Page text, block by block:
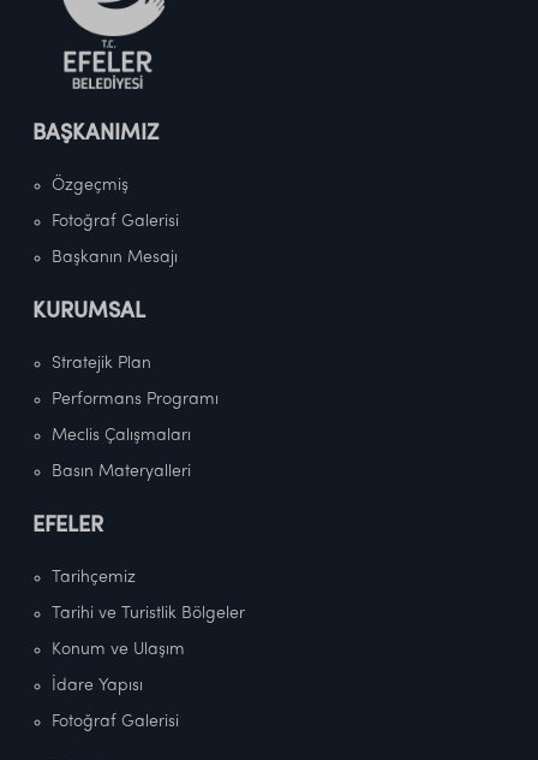
BAŞKANIMIZ
Özgeçmiş
Fotoğraf Galerisi
Başkanın Mesajı
KURUMSAL
Stratejik Plan
Performans Programı
Meclis Çalışmaları
Basın Materyalleri
EFELER
Tarihçemiz
Tarihi ve Turistlik Bölgeler
Konum ve Ulaşım
İdare Yapısı
Fotoğraf Galerisi